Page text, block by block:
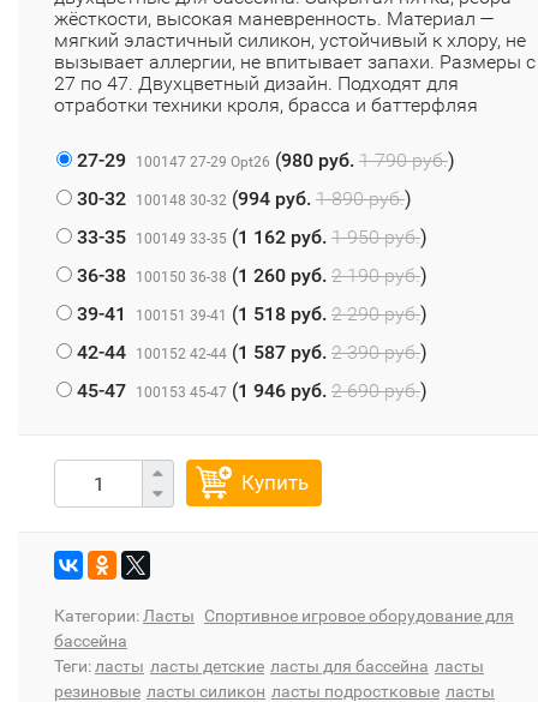
жёсткости, высокая маневренность. Материал —
мягкий эластичный силикон, устойчивый к хлору, не
вызывает аллергии, не впитывает запахи. Размеры с
27 по 47. Двухцветный дизайн. Подходят для
отработки техники кроля, брасса и баттерфляя
27-29 100147 27-29 Opt26 (980 руб. 1 790 руб.)
30-32
100148 30-32 (994 руб. 1 890 руб.)
33-35
100149 33-35 (1 162 руб. 1 950 руб.)
36-38
100150 36-38 (1 260 руб. 2 190 руб.)
39-41
100151 39-41 (1 518 руб. 2 290 руб.)
42-44
100152 42-44 (1 587 руб. 2 390 руб.)
45-47
100153 45-47 (1 946 руб. 2 690 руб.)
Купить
Категории: Ласты
Спортивное игровое оборудование для
бассейна
Теги: ласты ласты детские ласты для бассейна ласты
резиновые ласты силикон ласты подростковые ласты